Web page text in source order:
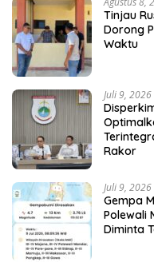
Tinjau
Dorong
Waktu
Juli 9, 2026
Rakor
Juli 9, 2026
Gempa
Polewali
Diminta